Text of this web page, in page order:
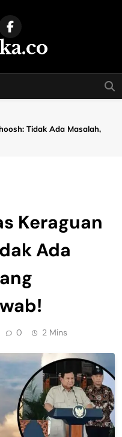
Tidak Ada Masalah,
Keraguan
Ada
0 2 Mins